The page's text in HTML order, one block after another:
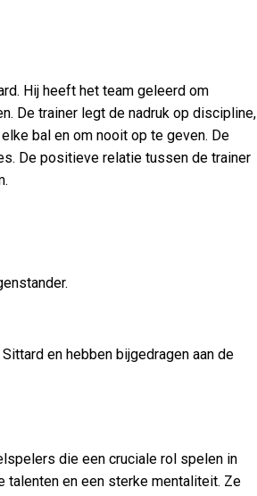
Hij heeft het team geleerd om
De trainer legt de nadruk op discipline,
bal en om nooit op te geven. De
De positieve relatie tussen de trainer
en hebben bijgedragen aan de
die een cruciale rol spelen in
en een sterke mentaliteit. Ze